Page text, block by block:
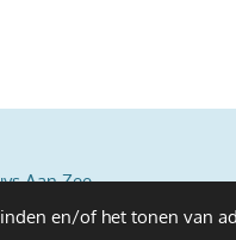
en/of het tonen van
Aan Zee